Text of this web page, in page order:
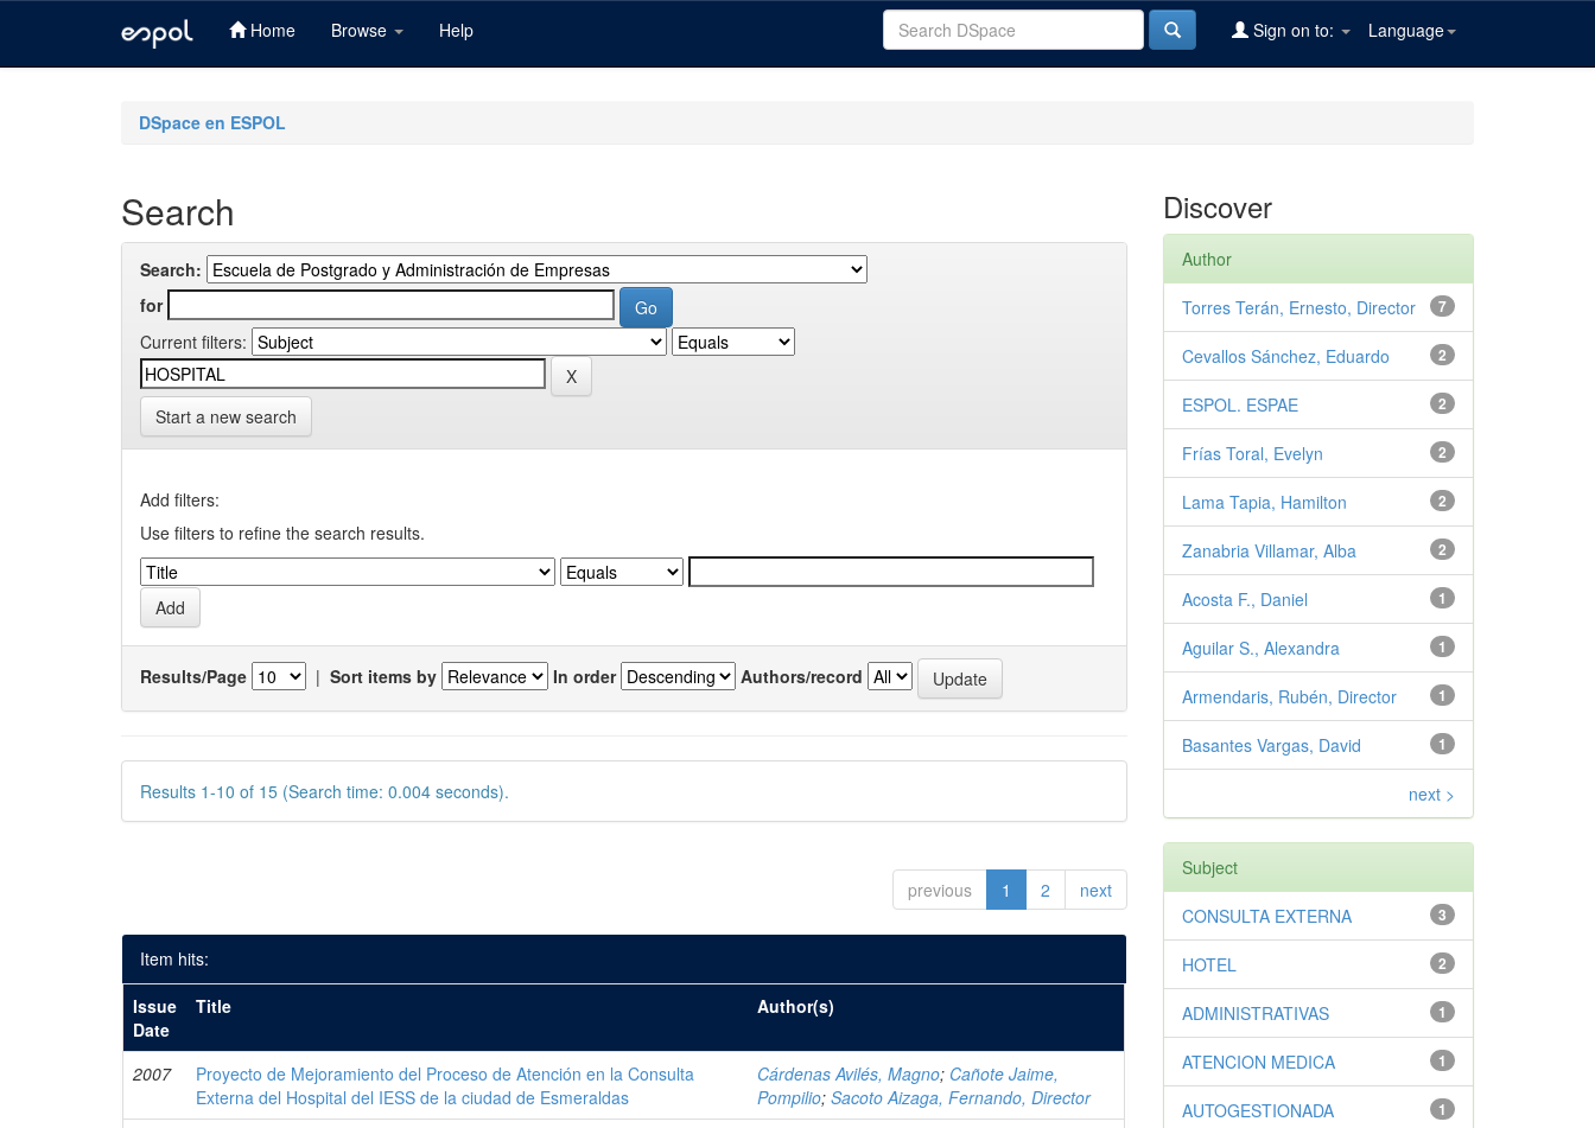
Home Browse Help Language
Sign on to:
DSpace en ESPOL
Search
Search:
for
Current filters:
Start a new search
Add filters:
Use filters to refine the search results.
Results/Page | Sort items by In order Authors/record
Results 1-10 of 15 (Search time: 0.004 seconds).
previous 1 2 next
Item hits:
Issue
Date
Title Author(s)
2007
Proyecto de Mejoramiento del Proceso de Atención en la Consulta
Externa del Hospital del IESS de la ciudad de Esmeraldas
Cárdenas Avilés, Magno; Cañote Jaime,
Pompilio;Sacoto Aizaga, Fernando, Director
Discover
Author
7
Torres Terán, Ernesto, Director
2
Cevallos Sánchez, Eduardo
2
ESPOL. ESPAE
2
Frías Toral, Evelyn
2
Lama Tapia, Hamilton
2
Zanabria Villamar, Alba
1
Acosta F., Daniel
1
Aguilar S., Alexandra
1
Armendaris, Rubén, Director
1
Basantes Vargas, David
next >
Subject
3
CONSULTA EXTERNA
2
HOTEL
1
ADMINISTRATIVAS
1
ATENCION MEDICA
1
AUTOGESTIONADA